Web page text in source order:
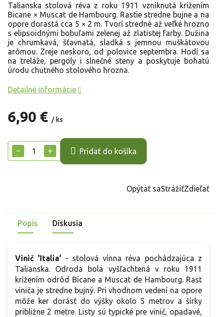
6,90 € / ks
cena:
+
− Pridať do košíka
Talianska stolová réva z roku 1911 vzniknutá krížením
Bicane × Muscat de Hambourg. Rastie stredne bujne a na
opore dorastá cca 5 × 2 m. Tvorí stredné až veľké hrozno
s elipsoidnými bobuľami zelenej až zlatistej farby. Dužina
je chrumkavá, šťavnatá, sladká s jemnou muškátovou
arómou. Zreje neskoro, od polovice septembra. Hodí sa
na treláže, pergoly i slnečné steny a poskytuje bohatú
úrodu chutného stolového hrozna.
Detailné informácie
Opýtať saStrážiťZdieľať
Popis Diskusia
Vinič 'Italia' - stolová vínna réva pochádzajúca z
Talianska. Odroda bola vyšľachtená v roku 1911
krížením odrôd Bicane a Muscat de Hambourg. Rast
viniča je stredne bujný. Pri vhodnom vedení na opore
môže ker dorásť do výšky okolo 5 metrov a šírky
približne 2 metre. Listy sú typické pre vinič, opadavé,